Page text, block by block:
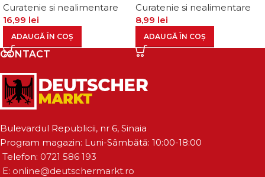
Curatenie si nealimentare
16,99 lei
ADAUGĂ ÎN COȘ
Curatenie si nealimentare
8,99 lei
ADAUGĂ ÎN COȘ
CONTACT
Bulevardul Republicii, nr 6, Sinaia
Program magazin: Luni-Sâmbătă: 10:00-18:00
Telefon: 0721 586 193
E: online@deutschermarkt.ro